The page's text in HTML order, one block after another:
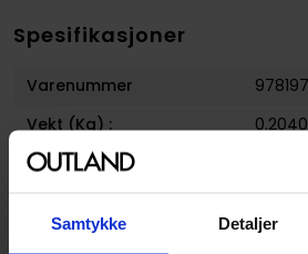
Samtykke Detaljer
Spesifikasjoner
Varenummer
Vekt (Kg) :
Opprinnelsesland :